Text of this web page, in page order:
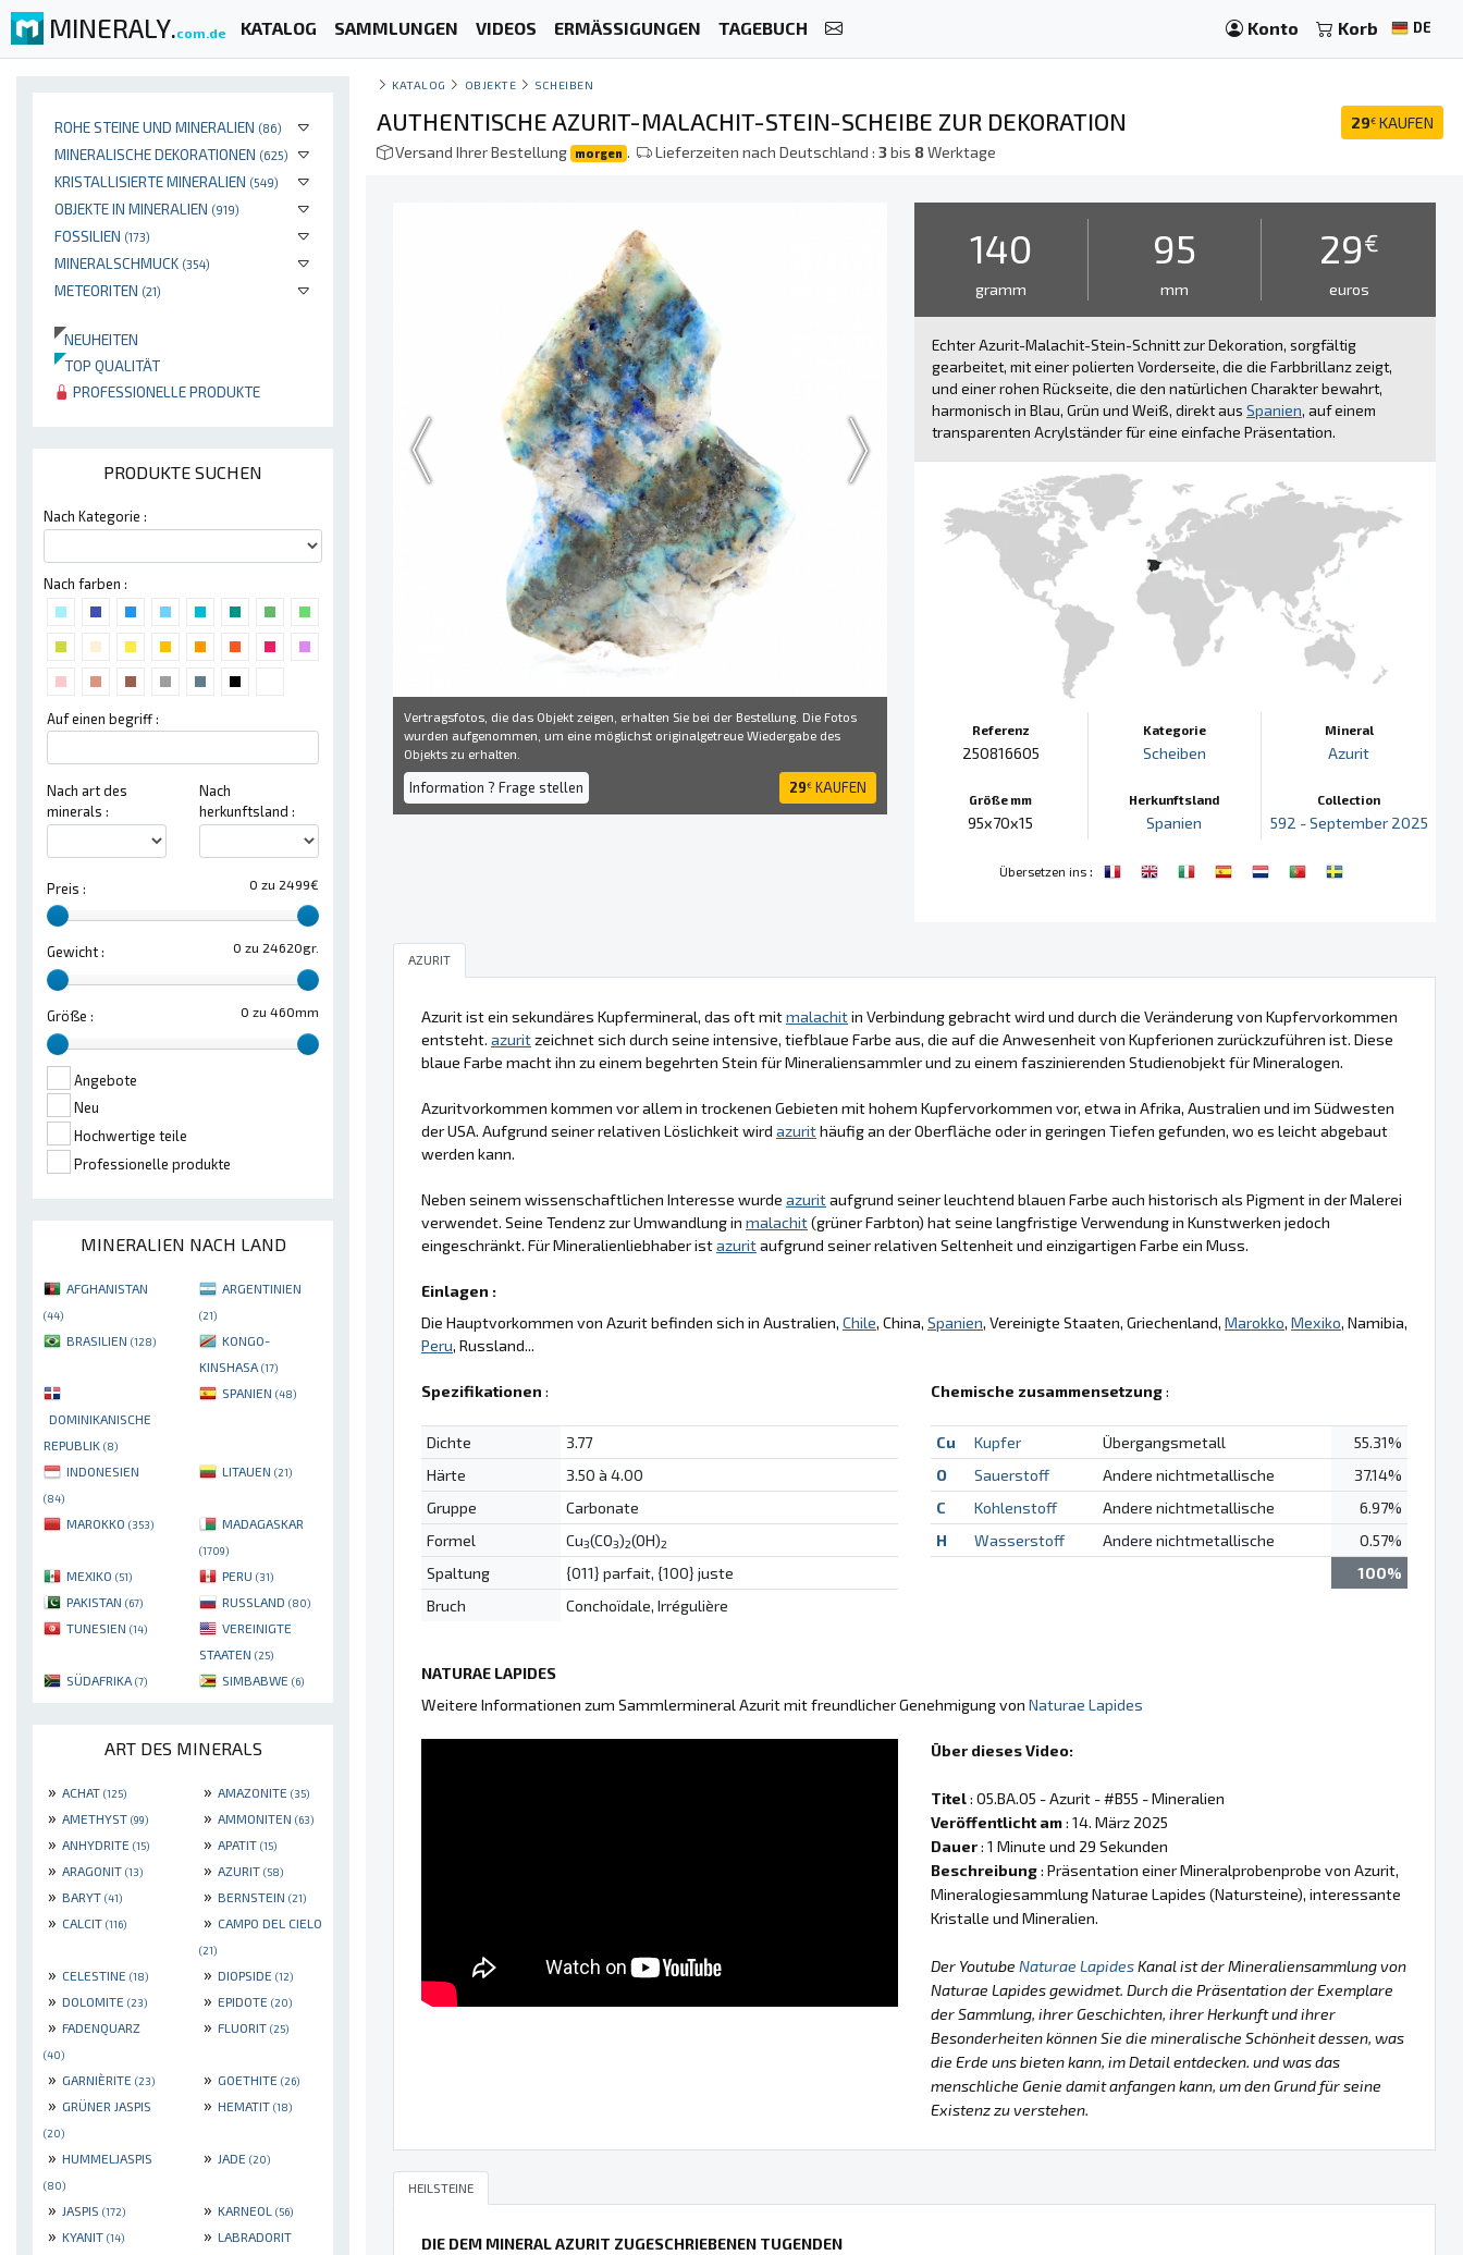
MINERALY.com.de KATALOG SAMMLUNGEN VIDEOS ERMÄSSIGUNGEN TAGEBUCH Konto Korb DE
ROHE STEINE UND MINERALIEN (86)
MINERALISCHE DEKORATIONEN (625)
KRISTALLISIERTE MINERALIEN (549)
OBJEKTE IN MINERALIEN (919)
FOSSILIEN (173)
MINERALSCHMUCK (354)
METEORITEN (21)
NEUHEITEN
TOP QUALITÄT
PROFESSIONELLE PRODUKTE
PRODUKTE SUCHEN
Nach Kategorie :
Nach farben :
Auf einen begriff :
Nach art des
minerals :
Nach
herkunftsland :
0 zu 2499€
Preis :
0 zu 24620gr.
Gewicht :
0 zu 460mm
Größe :
Angebote
Neu
Hochwertige teile
Professionelle produkte
MINERALIEN NACH LAND
AFGHANISTAN
(44)
ARGENTINIEN
(21)
BRASILIEN (128)
KONGO-
KINSHASA (17)
DOMINIKANISCHE
REPUBLIK (8)
SPANIEN (48)
INDONESIEN
(84)
LITAUEN (21)
MAROKKO (353) MADAGASKAR
(1709)
MEXIKO (51) PERU (31)
PAKISTAN (67) RUSSLAND (80)
TUNESIEN (14)
VEREINIGTE
STAATEN (25)
SÜDAFRIKA (7) SIMBABWE (6)
ART DES MINERALS
» ACHAT (125) » AMAZONITE (35)
» AMETHYST (99) » AMMONITEN (63)
» ANHYDRITE (15) » APATIT (15)
» ARAGONIT (13) » AZURIT (58)
» BARYT (41) » BERNSTEIN (21)
» CALCIT (116) » CAMPO DEL CIELO
(21)
» CELESTINE (18) » DIOPSIDE (12)
» DOLOMITE (23) » EPIDOTE (20)
» FADENQUARZ
(40)
» FLUORIT (25)
» GARNIÈRITE (23) » GOETHITE (26)
» GRÜNER JASPIS
(20)
» HEMATIT (18)
» HUMMELJASPIS
(80)
» JADE (20)
» JASPIS (172) » KARNEOL (56)
» KYANIT (14) » LABRADORIT
KATALOG OBJEKTE SCHEIBEN
29€ KAUFEN
AUTHENTISCHE AZURIT-MALACHIT-STEIN-SCHEIBE ZUR DEKORATION
Versand Ihrer Bestellung morgen . Lieferzeiten nach Deutschland :3bis 8Werktage
Vertragsfotos, die das Objekt zeigen, erhalten Sie bei der Bestellung. Die Fotos
wurden aufgenommen, um eine möglichst originalgetreue Wiedergabe des
Objekts zu erhalten.
Information ? Frage stellen 29€ KAUFEN
140
gramm
95
mm
29€
euros
Echter Azurit-Malachit-Stein-Schnitt zur Dekoration, sorgfältig
gearbeitet, mit einer polierten Vorderseite, die die Farbbrillanz zeigt,
und einer rohen Rückseite, die den natürlichen Charakter bewahrt,
harmonisch in Blau, Grün und Weiß, direkt aus Spanien, auf einem
transparenten Acrylständer für eine einfache Präsentation.
Referenz
250816605
Größe mm
95x70x15
Kategorie
Scheiben
Herkunftsland
Spanien
Mineral
Azurit
Collection
592 - September 2025
Übersetzen ins :
AZURIT
Azurit ist ein sekundäres Kupfermineral, das oft mitmalachitin Verbindung gebracht wird und durch die Veränderung von Kupfervorkommen
entsteht. azuritzeichnet sich durch seine intensive, tiefblaue Farbe aus, die auf die Anwesenheit von Kupferionen zurückzuführen ist. Diese
blaue Farbe macht ihn zu einem begehrten Stein für Mineraliensammler und zu einem faszinierenden Studienobjekt für Mineralogen.
Azuritvorkommen kommen vor allem in trockenen Gebieten mit hohem Kupfervorkommen vor, etwa in Afrika, Australien und im Südwesten
der USA. Aufgrund seiner relativen Löslichkeit wird azurithäufig an der Oberfläche oder in geringen Tiefen gefunden, wo es leicht abgebaut
werden kann.
Neben seinem wissenschaftlichen Interesse wurde azuritaufgrund seiner leuchtend blauen Farbe auch historisch als Pigment in der Malerei
verwendet. Seine Tendenz zur Umwandlung in malachit(grüner Farbton) hat seine langfristige Verwendung in Kunstwerken jedoch
eingeschränkt. Für Mineralienliebhaber istazuritaufgrund seiner relativen Seltenheit und einzigartigen Farbe ein Muss.
Einlagen :
Die Hauptvorkommen von Azurit befinden sich in Australien, Chile, China, Spanien, Vereinigte Staaten, Griechenland, Marokko, Mexiko, Namibia,
Peru, Russland...
Spezifikationen :
Dichte
3.77
Härte
3.50 à 4.00
Gruppe
Carbonate
Formel
Cu3(CO3)2(OH)2
Spaltung
{011} parfait, {100} juste
Bruch
Conchoïdale, Irrégulière
Chemische zusammensetzung:
Cu Kupfer Übergangsmetall
55.31%
O
Sauerstoff Andere nichtmetallische
37.14%
C
Kohlenstoff Andere nichtmetallische
6.97%
H
Wasserstoff Andere nichtmetallische
0.57%
100%
NATURAE LAPIDES
Weitere Informationen zum Sammlermineral Azurit mit freundlicher Genehmigung von Naturae Lapides
Über dieses Video:
Titel: 05.BA.05 - Azurit - #B55 - Mineralien
Veröffentlicht am: 14. März 2025
Dauer: 1 Minute und 29 Sekunden
Beschreibung: Präsentation einer Mineralprobenprobe von Azurit,
Mineralogiesammlung Naturae Lapides (Natursteine), interessante
Kristalle und Mineralien.
Der Youtube Naturae LapidesKanal ist der Mineraliensammlung von
Naturae Lapides gewidmet. Durch die Präsentation der Exemplare
der Sammlung, ihrer Geschichten, ihrer Herkunft und ihrer
Besonderheiten können Sie die mineralische Schönheit dessen, was
die Erde uns bieten kann, im Detail entdecken. und was das
menschliche Genie damit anfangen kann, um den Grund für seine
Existenz zu verstehen.
HEILSTEINE
DIE DEM MINERAL AZURIT ZUGESCHRIEBENEN TUGENDEN